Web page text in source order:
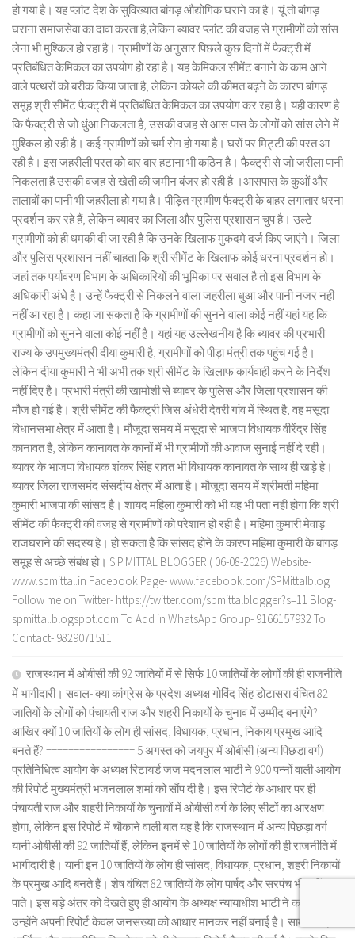
हो गया है। यह प्लांट देश के सुविख्यात बांगड़ औद्योगिक घराने का है। यूं तो बांगड़
घराना समाजसेवा का दावा करता है,लेकिन ब्यावर प्लांट की वजह से ग्रामीणों को सांस
लेना भी मुश्किल हो रहा है। ग्रामीणों के अनुसार पिछले कुछ दिनों में फैक्ट्री में
प्रतिबंधित केमिकल का उपयोग हो रहा है। यह केमिकल सीमेंट बनाने के काम आने
वाले पत्थरों को बरीक किया जाता है, लेकिन कोयले की कीमत बढ़ने के कारण बांगड़
समूह श्री सीमेंट फैक्ट्री में प्रतिबंधित केमिकल का उपयोग कर रहा है। यही कारण है
कि फैक्ट्री से जो धुंआ निकलता है, उसकी वजह से आस पास के लोगों को सांस लेने में
मुश्किल हो रही है। कई ग्रामीणों को चर्म रोग हो गया है। घरों पर मिट्टी की परत आ
रही है। इस जहरीली परत को बार बार हटाना भी कठिन है। फैक्ट्री से जो जरीला पानी
निकलता है उसकी वजह से खेती की जमीन बंजर हो रही है ।आसपास के कुओं और
तालाबों का पानी भी जहरीला हो गया है। पीड़ित ग्रामीण फैक्ट्री के बाहर लगातार धरना
प्रदर्शन कर रहे हैं, लेकिन ब्यावर का जिला और पुलिस प्रशासन चुप है। उल्टे
ग्रामीणों को ही धमकी दी जा रही है कि उनके खिलाफ मुकदमे दर्ज किए जाएंगे। जिला
और पुलिस प्रशासन नहीं चाहता कि श्री सीमेंट के खिलाफ कोई धरना प्रदर्शन हो।
जहां तक पर्यावरण विभाग के अधिकारियों की भूमिका पर सवाल है तो इस विभाग के
अधिकारी अंधे है। उन्हें फैक्ट्री से निकलने वाला जहरीला धुआ और पानी नजर नही
नहीं आ रहा है। कहा जा सकता है कि ग्रामीणों की सुनने वाला कोई नहीं यहां यह कि
ग्रामीणों को सुनने वाला कोई नहीं है। यहां यह उल्लेखनीय है कि ब्यावर की प्रभारी
राज्य के उपमुख्यमंत्री दीया कुमारी है, ग्रामीणों को पीड़ा मंत्री तक पहुंच गई है।
लेकिन दीया कुमारी ने भी अभी तक श्री सीमेंट के खिलाफ कार्यवाही करने के निर्देश
नहीं दिए है। प्रभारी मंत्री की खामोशी से ब्यावर के पुलिस और जिला प्रशासन की
मौज हो गई है। श्री सीमेंट की फैक्ट्री जिस अंधेरी देवरी गांव में स्थित है, वह मसूदा
विधानसभा क्षेत्र में आता है। मौजूदा समय में मसूदा से भाजपा विधायक वीरेंद्र सिंह
कानावत है, लेकिन कानावत के कानों में भी ग्रामीणों की आवाज सुनाई नहीं दे रही।
ब्यावर के भाजपा विधायक शंकर सिंह रावत भी विधायक कानावत के साथ ही खड़े हे।
ब्यावर जिला राजसमंद संसदीय क्षेत्र में आता है। मौजूदा समय में श्रीमती महिमा
कुमारी भाजपा की सांसद है। शायद महिला कुमारी को भी यह भी पता नहीं होगा कि श्री
सीमेंट की फैक्ट्री की वजह से ग्रामीणों को परेशान हो रही है। महिमा कुमारी मेवाड़
राजघराने की सदस्य हे। हो सकता है कि सांसद होने के कारण महिमा कुमारी के बांगड़
समूह से अच्छे संबंध हो। S.P.MITTAL BLOGGER ( 06-08-2026) Website-
www.spmittal.in Facebook Page- www.facebook.com/SPMittalblog
Follow me on Twitter- https://twitter.com/spmittalblogger?s=11 Blog-
spmittal.blogspot.com To Add in WhatsApp Group- 9166157932 To
Contact- 9829071511
राजस्थान में ओबीसी की 92 जातियों में से सिर्फ 10 जातियों के लोगों की ही राजनीति
में भागीदारी। सवाल- क्या कांग्रेस के प्रदेश अध्यक्ष गोविंद सिंह डोटासरा वंचित 82
जातियों के लोगों को पंचायती राज और शहरी निकायों के चुनाव में उम्मीद बनाएंगे?
आखिर क्यों 10 जातियों के लोग ही सांसद, विधायक, प्रधान, निकाय प्रमुख आदि
बनते हैं? ================ 5 अगस्त को जयपुर में ओबीसी (अन्य पिछड़ा वर्ग)
प्रतिनिधित्व आयोग के अध्यक्ष रिटायर्ड जज मदनलाल भाटी ने 900 पन्नों वाली आयोग
की रिपोर्ट मुख्यमंत्री भजनलाल शर्मा को सौंप दी है। इस रिपोर्ट के आधार पर ही
पंचायती राज और शहरी निकायों के चुनावों में ओबीसी वर्ग के लिए सीटों का आरक्षण
होगा, लेकिन इस रिपोर्ट में चौकाने वाली बात यह है कि राजस्थान में अन्य पिछड़ा वर्ग
यानी ओबीसी की 92 जातियों हैं, लेकिन इनमें से 10 जातियों के लोगों की ही राजनीति में
भागीदारी है। यानी इन 10 जातियों के लोग ही सांसद, विधायक, प्रधान, शहरी निकायों
के प्रमुख आदि बनते हैं। शेष वंचित 82 जातियों के लोग पार्षद और सरपंच भी नहीं बन
पाते। इस बड़े अंतर को देखते हुए ही आयोग के अध्यक्ष न्यायाधीश भाटी ने कहा कि
उन्होंने अपनी रिपोर्ट केवल जनसंख्या को आधार मानकर नहीं बनाई है। सामाजिक,